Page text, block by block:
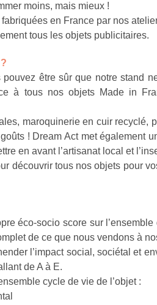
moins, mais mieux !
en France par nos
tous les objets publicitaires.
être sûr que notre stand
à tous nos objets Made in
maroquinerie en cuir recyclé,
! Dream Act met également
en avant l’artisanat local et
découvrir tous nos objets pour
éco-socio score sur l’ensemble
de ce que nous vendons à
l’impact social, sociétal et
de A à E.
cycle de vie de l’objet :